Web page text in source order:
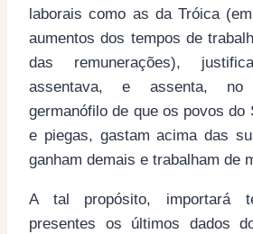
laborais como as da Tróica
aumentos dos tempos de
das remunerações),
assentava, e assenta, no
germanófilo de que os povos do
e piegas, gastam acima das
ganham demais e trabalham de
A tal propósito, importará
presentes os últimos dados